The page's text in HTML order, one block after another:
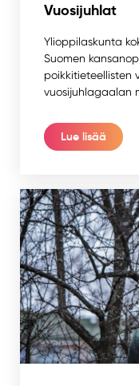
Vuosijuhlat
Ylioppilaskunta
Suomen
poikkitieteellisten
vuosijuhlagaalan
Lue lisää